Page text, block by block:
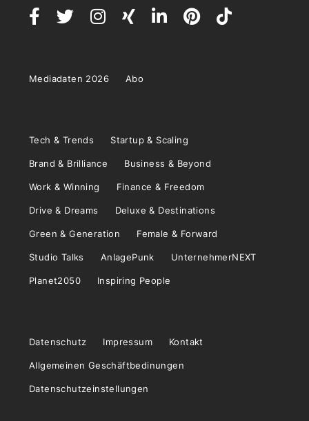
Mediadaten 2026 Abo
Tech & Trends Startup & Scaling
Brand & Brilliance Business & Beyond
Work & Winning Finance & Freedom
Drive & Dreams Deluxe & Destinations
Green & Generation Female & Forward
Studio Talks AnlagePunk UnternehmerNEXT
Planet2050 Inspiring People
Datenschutz Impressum Kontakt
Allgemeinen Geschäftbedinungen
Datenschutzeinstellungen